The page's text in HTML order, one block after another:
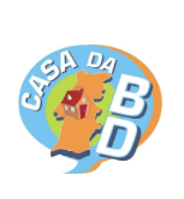
Avançar
para
o
conteúdo